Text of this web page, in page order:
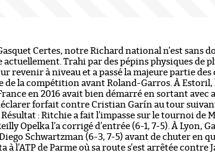
Certes, notre Richard national n’est sans
Trahi par des pépins physiques de
revenir à niveau et a passé la majeure partie des
de la compétition avant Roland-Garros. À
en 2016 avait bien démarré en sortant avec
forfait contre Cristian Garín au tour
Résultat : Ritchie a fait l’impasse sur le tournoi de
Opelka l’a corrigé d’entrée (6-1, 7-5). À Lyon,
Schwartzman (6-3, 7-5) avant de chuter en
à l’ATP de Parme où sa route s’est arrêtée contre